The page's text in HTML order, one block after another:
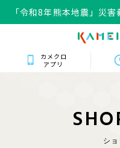
「令和8年熊本地震」災
カメクロ
アプリ
SHO
シ